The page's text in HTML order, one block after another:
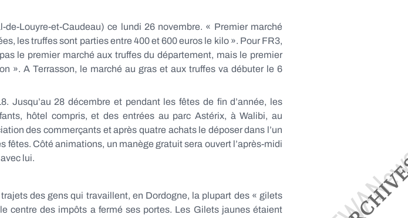
Louyre-et-Caudeau) ce lundi 26 novembre. « Premier marché
les truffes sont parties entre 400 et 600 euros le kilo ». Pour FR3,
le premier marché aux truffes du département, mais le premier
». A Terrasson, le marché au gras et aux truffes va débuter le 6
Jusqu’au 28 décembre et pendant les fêtes de fin d’année, les
hôtel compris, et des entrées au parc Astérix, à Walibi, au
des commerçants et après quatre achats le déposer dans l’un
fêtes. Côté animations, un manège gratuit sera ouvert l’après-midi
lui.
des gens qui travaillent, en Dordogne, la plupart des « gilets
centre des impôts a fermé ses portes. Les Gilets jaunes étaient